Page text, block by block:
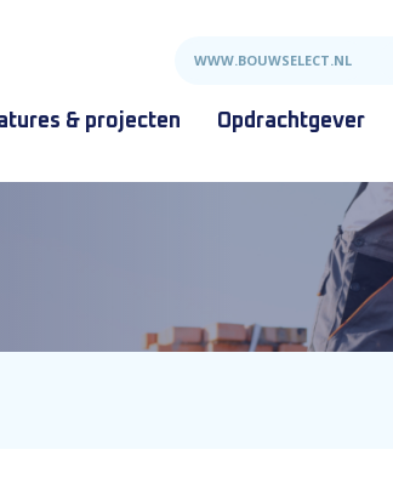
WWW.BOUWSELECT.NL
& projecten Opdrachtgever